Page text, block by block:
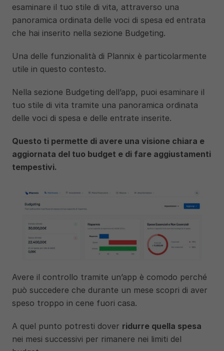
esaminare il tuo stile di vita, attraverso una
panoramica ordinata delle voci di spesa ed entrata
che hai inserito nella sezione Budgeting.
Una delle funzionalità di Plannix è particolarmente
utile in questo contesto.
Nella sezione Budgeting dell’app, puoi esaminare il
tuo stile di vita tramite una panoramica ordinata
delle voci di spesa e delle entrate inserite.
Questo ti permette di avere una visione chiara e
aggiornata del tuo budget e di fare aggiustamenti
tempestivi.
Avere il controllo tramite un’app è comodo perché
può succedere che durante un mese scopri di aver
speso troppo in cene fuori casa.
A quel punto potresti dover ridurre quella spesa
nei mesi successivi per rimanere nei limiti del